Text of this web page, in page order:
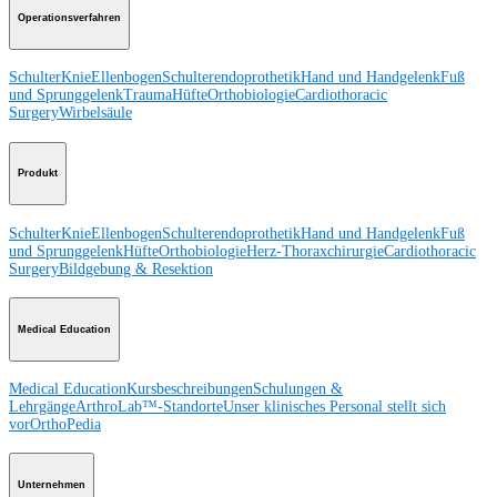
Operationsverfahren
SchulterKnieEllenbogenSchulterendoprothetikHand und HandgelenkFuß
und SprunggelenkTraumaHüfteOrthobiologieCardiothoracic
SurgeryWirbelsäule
Produkt
SchulterKnieEllenbogenSchulterendoprothetikHand und HandgelenkFuß
und SprunggelenkHüfteOrthobiologieHerz-ThoraxchirurgieCardiothoracic
SurgeryBildgebung & Resektion
Medical Education
Medical EducationKursbeschreibungenSchulungen &
LehrgängeArthroLab™-StandorteUnser klinisches Personal stellt sich
vorOrthoPedia
Unternehmen